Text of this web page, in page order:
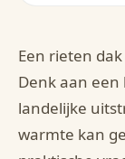
Een rieten
Denk aan
landelijke
warmte kan